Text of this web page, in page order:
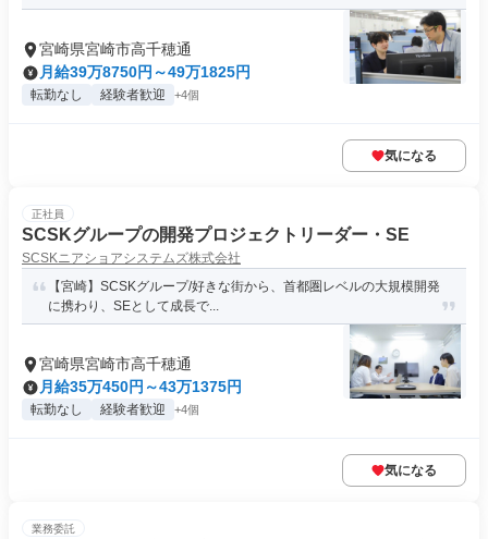
宮崎県宮崎市高千穂通
月給39万8750円～49万1825円
転勤なし 経験者歓迎 +4個
気になる
正社員
SCSKグループの開発プロジェクトリーダー・SE
SCSKニアショアシステムズ株式会社
【宮崎】SCSKグループ/好きな街から、首都圏レベルの大規模開発
に携わり、SEとして成長で...
宮崎県宮崎市高千穂通
月給35万450円～43万1375円
転勤なし 経験者歓迎 +4個
気になる
業務委託